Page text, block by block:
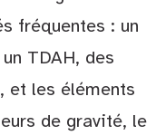
fréquentes : un
TDAH, des
et les éléments
de gravité, le